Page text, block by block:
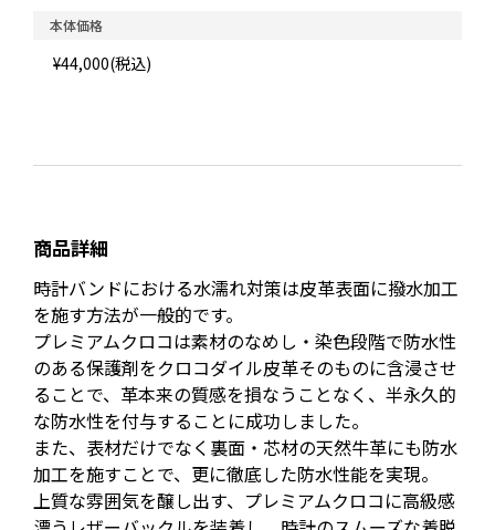
本体価格
¥44,000(税込)
商品詳細
時計バンドにおける水濡れ対策は皮革表面に撥水加工
を施す方法が一般的です。
プレミアムクロコは素材のなめし・染色段階で防水性
のある保護剤をクロコダイル皮革そのものに含浸させ
ることで、革本来の質感を損なうことなく、半永久的
な防水性を付与することに成功しました。
また、表材だけでなく裏面・芯材の天然牛革にも防水
加工を施すことで、更に徹底した防水性能を実現。
上質な雰囲気を醸し出す、プレミアムクロコに高級感